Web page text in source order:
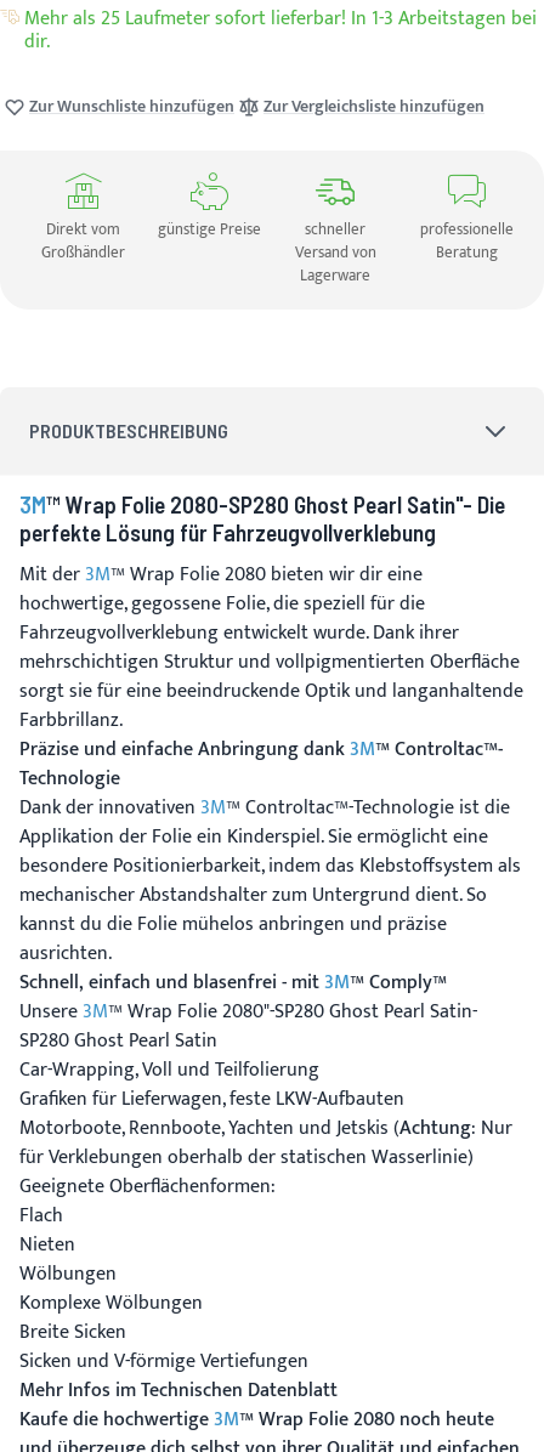
Mehr als 25 Laufmeter sofort lieferbar! In 1-3 Arbeitstagen bei
dir.
Zur Wunschliste hinzufügen Zur Vergleichsliste hinzufügen
Direkt vom
Großhändler
günstige Preise
schneller
Versand von
Lagerware
professionelle
Beratung
PRODUKTBESCHREIBUNG
3M™ Wrap Folie 2080-SP280 Ghost Pearl Satin"- Die
perfekte Lösung für Fahrzeugvollverklebung
Mit der3M™ Wrap Folie 2080 bieten wir dir eine
hochwertige, gegossene Folie, die speziell für die
Fahrzeugvollverklebung entwickelt wurde. Dank ihrer
mehrschichtigen Struktur und vollpigmentierten Oberfläche
sorgt sie für eine beeindruckende Optik und langanhaltende
Farbbrillanz.
Präzise und einfache Anbringung dank3M™ Controltac™-
Technologie
Dank der innovativen3M™ Controltac™-Technologie ist die
Applikation der Folie ein Kinderspiel. Sie ermöglicht eine
besondere Positionierbarkeit, indem das Klebstoffsystem als
mechanischer Abstandshalter zum Untergrund dient. So
kannst du die Folie mühelos anbringen und präzise
ausrichten.
Schnell, einfach und blasenfrei - mit3M™ Comply™
Unsere3M™ Wrap Folie 2080"-SP280 Ghost Pearl Satin-
SP280 Ghost Pearl Satin
Car-Wrapping, Voll und Teilfolierung
Grafiken für Lieferwagen, feste LKW-Aufbauten
Motorboote, Rennboote, Yachten und Jetskis (Achtung: Nur
für Verklebungen oberhalb der statischen Wasserlinie)
Geeignete Oberflächenformen:
Flach
Nieten
Wölbungen
Komplexe Wölbungen
Breite Sicken
Sicken und V-förmige Vertiefungen
Mehr Infos im Technischen Datenblatt
Kaufe die hochwertige3M™ Wrap Folie 2080 noch heute